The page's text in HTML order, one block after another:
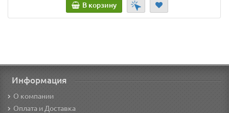
В корзину
Информация
О компании
Оплата и Доставка